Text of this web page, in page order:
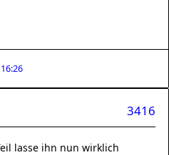
3416
lasse ihn nun wirklich